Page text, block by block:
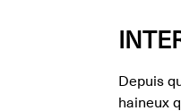
Depuis
haineux